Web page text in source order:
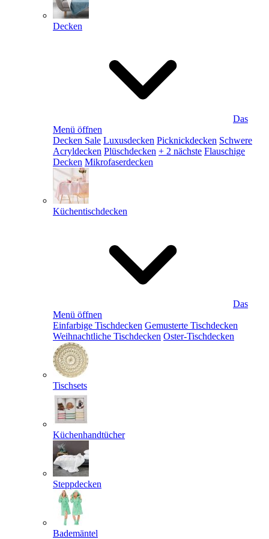
Decken
Das
Menü öffnen
Decken Sale Luxusdecken Picknickdecken Schwere
Acryldecken Plüschdecken + 2 nächste Flauschige
Decken Mikrofaserdecken
Küchentischdecken
Das
Menü öffnen
Einfarbige Tischdecken Gemusterte Tischdecken
Weihnachtliche Tischdecken Oster-Tischdecken
Tischsets
Küchenhandtücher
Steppdecken
Bademäntel